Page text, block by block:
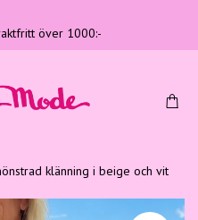
över 1000:-
klänning i beige och vit